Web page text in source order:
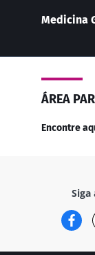
Medicina
ÁREA
Encontre